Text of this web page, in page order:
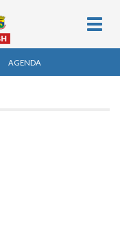
AGENDA